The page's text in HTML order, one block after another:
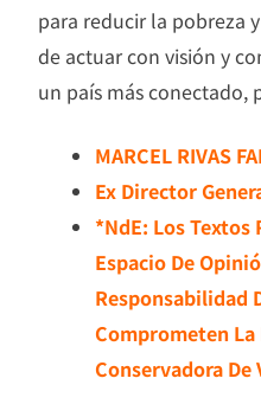
para reducir la pobreza
de actuar con visión y
un país más conectado,
MARCEL RIVAS
Ex Director
*NdE: Los Textos
Espacio De
Responsabilidad
Comprometen
Conservadora De